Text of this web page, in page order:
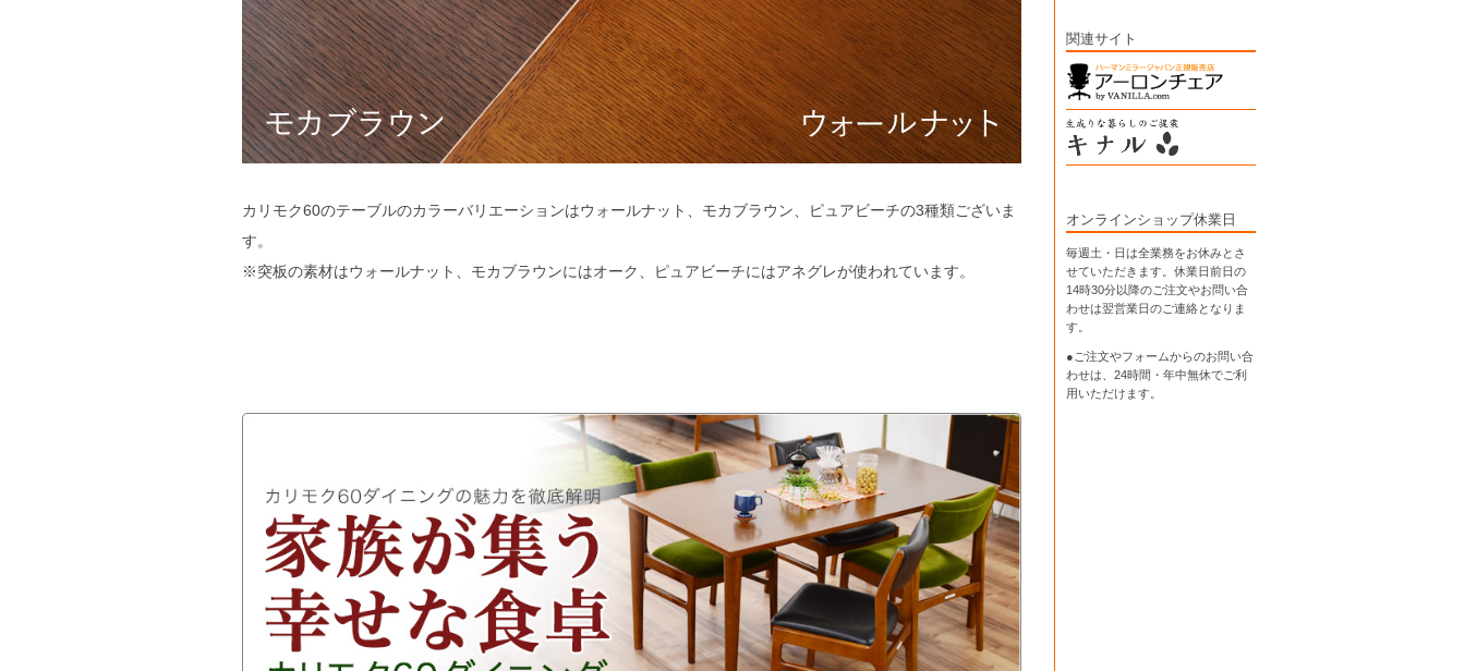
カリモク60のテーブルのカラーバリエーションはウォールナット、モカブラウン、ピュアビーチの3種類ございま
す。
※突板の素材はウォールナット、モカブラウンにはオーク、ピュアビーチにはアネグレが使われています。
関連サイト
オンラインショップ休業日
毎週土・日は全業務をお休みとさ
せていただきます。休業日前日の
14時30分以降のご注文やお問い合
わせは翌営業日のご連絡となりま
す。
●ご注文やフォームからのお問い合
わせは、 24時間・年中無休でご利
用いただけます。